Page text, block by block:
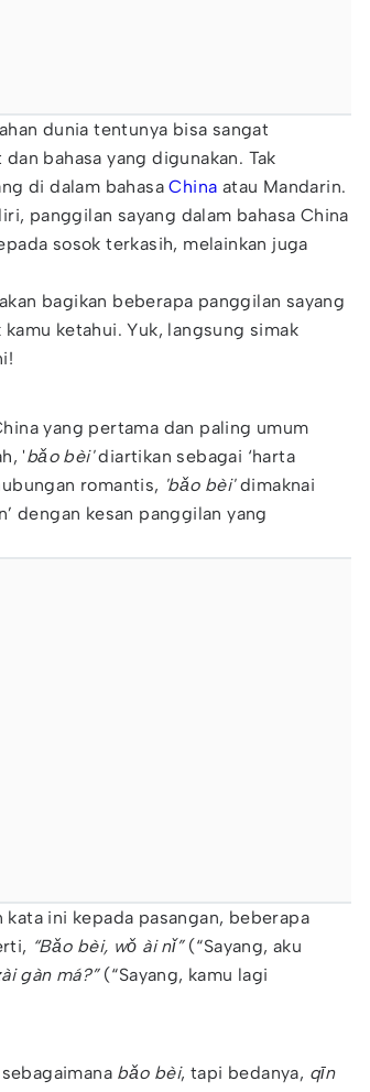
dunia tentunya bisa sangat
bahasa yang digunakan. Tak
di dalam bahasaChina atau Mandarin.
panggilan sayang dalam bahasa China
sosok terkasih, melainkan juga
bagikan beberapa panggilan sayang
ketahui. Yuk, langsung simak
yang pertama dan paling umum
'bǎo bèi'diartikan sebagai ‘harta
romantis, 'bǎo bèi'dimaknai
dengan kesan panggilan yang
ini kepada pasangan, beberapa
“Bǎo bèi, wǒ ài nǐ”(“Sayang, aku
gàn má?”(“Sayang, kamu lagi
bǎo bèi, tapi bedanya, qīn